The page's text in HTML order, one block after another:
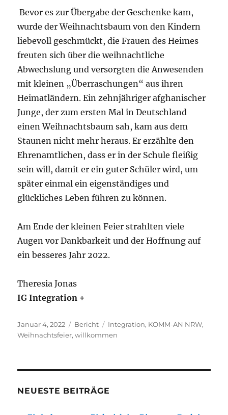
Bevor es zur Übergabe der Geschenke kam,
wurde der Weihnachtsbaum von den Kindern
liebevoll geschmückt, die Frauen des Heimes
freuten sich über die weihnachtliche
Abwechslung und versorgten die Anwesenden
mit kleinen „Überraschungen“ aus ihren
Heimatländern. Ein zehnjähriger afghanischer
Junge, der zum ersten Mal in Deutschland
einen Weihnachtsbaum sah, kam aus dem
Staunen nicht mehr heraus. Er erzählte den
Ehrenamtlichen, dass er in der Schule fleißig
sein will, damit er ein guter Schüler wird, um
später einmal ein eigenständiges und
glückliches Leben führen zu können.
Am Ende der kleinen Feier strahlten viele
Augen vor Dankbarkeit und der Hoffnung auf
ein besseres Jahr 2022.
Theresia Jonas
IG Integration +
Veröffentlicht
am
Januar 4, 2022 Kategorien
Bericht Schlagwörter
Integration, KOMM-AN NRW,
Weihnachtsfeier,willkommen
NEUESTE BEITRÄGE